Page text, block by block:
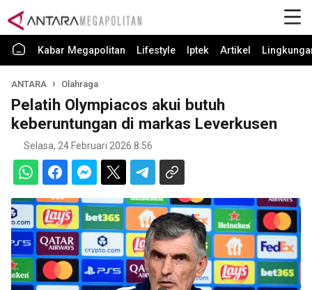
Kabar Megapolitan Lifestyle Iptek Artikel
ANTARA Olahraga
Pelatih Olympiacos akui butuh
keberuntungan di markas Leverkusen
Selasa, 24 Februari 2026 8:56